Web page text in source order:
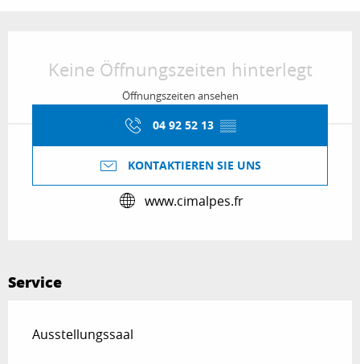
Keine Öffnungszeiten hinterlegt
Öffnungszeiten ansehen
04 92 52 13 ▒▒
KONTAKTIEREN SIE UNS
www.cimalpes.fr
Service
Ausstellungssaal